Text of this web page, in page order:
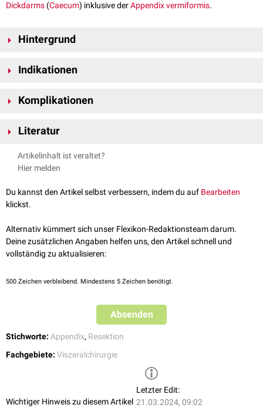
Dickdarms (Caecum) inklusive derAppendix vermiformis.
Hintergrund
durchführbar. Die Rekonstruktion kann mittels
Indikationen
Morbus Crohn
LAMN
Komplikationen
Nachblutungen
Literatur
Schumpelick. Operationsatlas Chirurgie, 2. Auflage, Thieme
Verlagsgruppe, 2006
Artikelinhalt ist veraltet?
Hier melden
Du kannst den Artikel selbst verbessern, indem du auf Bearbeiten
klickst.
Alternativ kümmert sich unser Flexikon-Redaktionsteam darum.
Deine zusätzlichen Angaben helfen uns, den Artikel schnell und
vollständig zu aktualisieren:
500 Zeichen verbleibend. Mindestens 5 Zeichen benötigt.
Absenden
Stichworte: Appendix, Resektion
Fachgebiete: Viszeralchirurgie
Wichtiger Hinweis zu diesem Artikel
Letzter Edit:
21.03.2024, 09:02